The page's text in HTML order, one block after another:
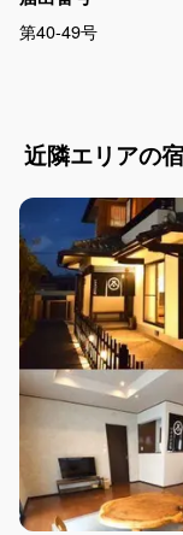
第40-49号
近隣エリアの宿